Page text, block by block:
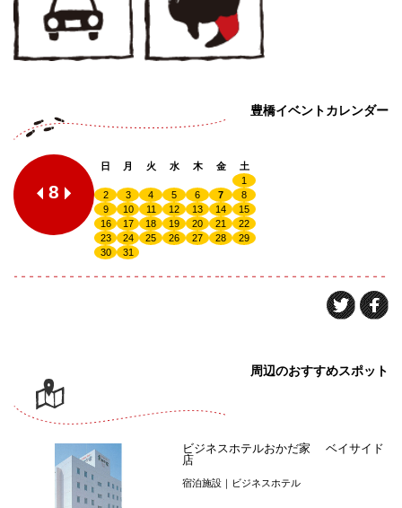
豊橋イベントカレンダー
8
日 月 火 水 木 金
土
1
2
3 4 5 6 7
8
9
10 11 12 13 14
15
16
17 18 19 20 21
22
23
24 25 26 27 28
29
30
31
周辺のおすすめスポット
ビジネスホテルおかだ家 ベイサイド
店
宿泊施設｜ビジネスホテル